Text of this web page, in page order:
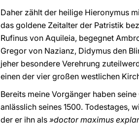
Daher zählt der heilige Hieronymus
das goldene Zeitalter der Patristik
Rufinus von Aquileia, begegnet
Gregor von Nazianz, Didymus den
jeher besondere Verehrung
einen der vier großen westlichen
Bereits meine Vorgänger haben
anlässlich seines 1500. Todestages,
der er ihn als »doctor maximus